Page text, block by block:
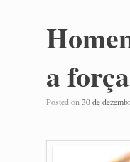
a força
Posted on 30 de